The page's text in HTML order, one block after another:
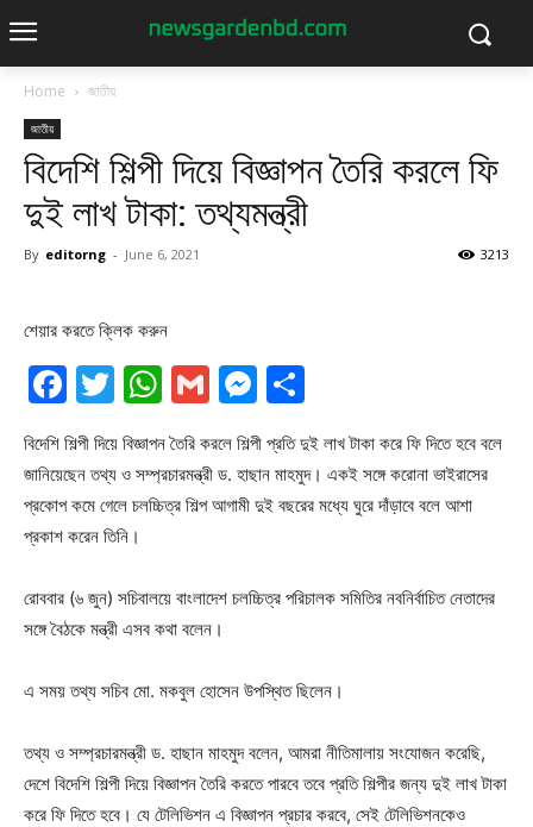
Home জাতীয়
জাতীয়
বিদেশি শিল্পী দিয়ে বিজ্ঞাপন তৈরি করলে ফি
দুই লাখ টাকা: তথ্যমন্ত্রী
By editorng - June 6, 2021 3213
শেয়ার করতে ক্লিক করুন
Facebook
Twitter
WhatsApp
GmailMessenger
বিদেশি শিল্পী দিয়ে বিজ্ঞাপন তৈরি করলে শিল্পী প্রতি দুই লাখ টাকা করে ফি দিতে হবে বলে
জানিয়েছেন তথ্য ও সম্প্রচারমন্ত্রী ড. হাছান মাহমুদ। একই সঙ্গে করোনা ভাইরাসের
প্রকোপ কমে গেলে চলচ্চিত্র শিল্প আগামী দুই বছরের মধ্যে ঘুরে দাঁড়াবে বলে আশা
প্রকাশ করেন তিনি।
রোববার (৬ জুন) সচিবালয়ে বাংলাদেশ চলচ্চিত্র পরিচালক সমিতির নবনির্বাচিত নেতাদের
সঙ্গে বৈঠকে মন্ত্রী এসব কথা বলেন।
এ সময় তথ্য সচিব মো. মকবুল হোসেন উপস্থিত ছিলেন।
তথ্য ও সম্প্রচারমন্ত্রী ড. হাছান মাহমুদ বলেন, আমরা নীতিমালায় সংযোজন করেছি,
দেশে বিদেশি শিল্পী দিয়ে বিজ্ঞাপন তৈরি করতে পারবে তবে প্রতি শিল্পীর জন্য দুই লাখ টাকা
করে ফি দিতে হবে। যে টেলিভিশন এ বিজ্ঞাপন প্রচার করবে, সেই টেলিভিশনকেও